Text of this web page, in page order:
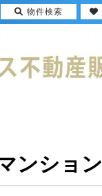
ンション
物件検索